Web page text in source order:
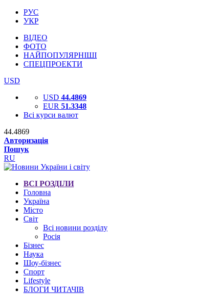
РУС
УКР
ВІДЕО
ФОТО
НАЙПОПУЛЯРНІШІ
СПЕЦПРОЕКТИ
USD
USD 44.4869
EUR 51.3348
Всі курси валют
44.4869
Авторизація
Пошук
RU
ВСІ РОЗДІЛИ
Головна
Україна
Місто
Світ
Всі новини розділу
Росія
Бізнес
Наука
Шоу-бізнес
Спорт
Lifestyle
БЛОГИ ЧИТАЧІВ